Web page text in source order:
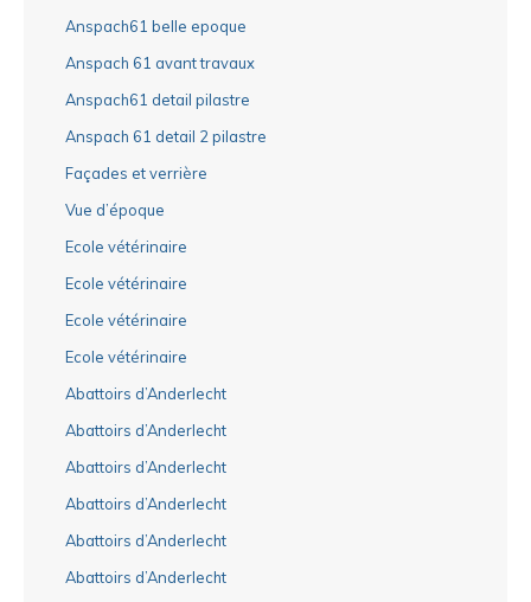
Anspach61 belle epoque
Anspach 61 avant travaux
Anspach61 detail pilastre
Anspach 61 detail 2 pilastre
Façades et verrière
Vue d’époque
Ecole vétérinaire
Ecole vétérinaire
Ecole vétérinaire
Ecole vétérinaire
Abattoirs d’Anderlecht
Abattoirs d’Anderlecht
Abattoirs d’Anderlecht
Abattoirs d’Anderlecht
Abattoirs d’Anderlecht
Abattoirs d’Anderlecht